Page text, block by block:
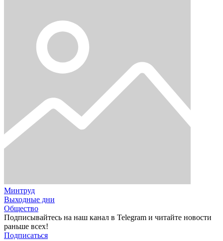
Минтруд
Выходные дни
Общество
Подписывайтесь на наш канал в Telegram и читайте новости
раньше всех!
Подписаться